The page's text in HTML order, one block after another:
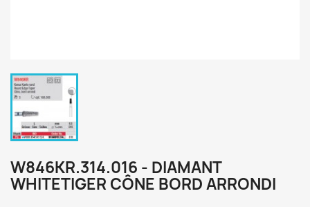
W846KR.314.016 - DIAMANT
WHITETIGER CÔNE BORD ARRONDI